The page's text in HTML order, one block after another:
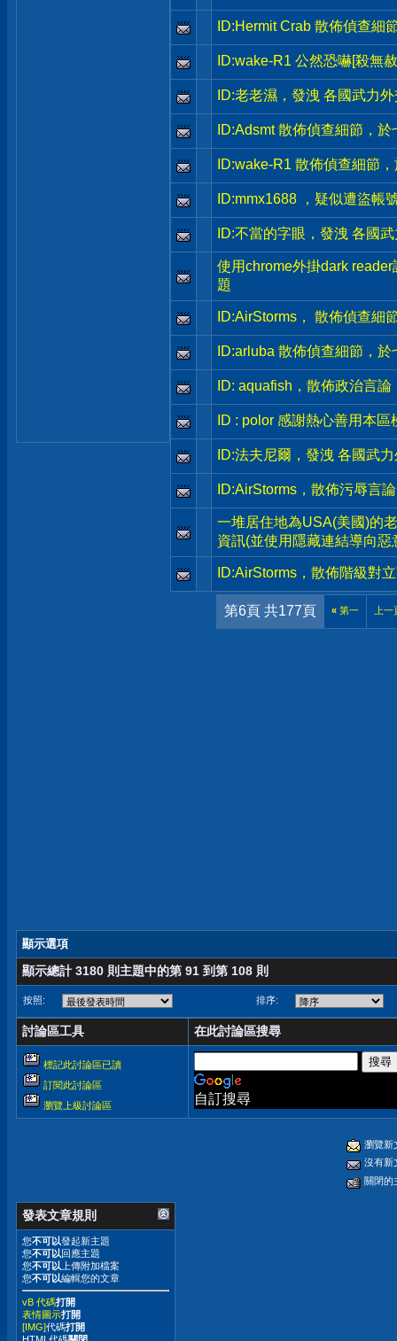
ID:Hermit Crab 散佈偵查細
ID:wake-R1 公然恐嚇[殺無
ID:老老濕，發洩 各國武力
ID:Adsmt 散佈偵查細節，
ID:wake-R1 散佈偵查細節
ID:mmx1688 ，疑似遭盜帳
ID:不當的字眼，發洩 各國
使用chrome外掛dark
題
ID:AirStorms， 散佈偵查細
ID:arluba 散佈偵查細節，
ID: aquafish，散佈政治言
ID : polor 感謝熱心善用本
ID:法夫尼爾，發洩 各國武
ID:AirStorms，散佈污辱言
一堆居住地為USA(美國)的
資訊(並使用隱藏連結導向惡
ID:AirStorms，散佈階級對
第6頁 共177頁 «第一 上一
顯示選項
顯示總計 3180 則主題中的第 91 到第 108 則
按照: 排序:
討論區工具 在此討論區搜尋
標記此討論區已讀
訂閱此討論區
瀏覽上級討論區
自訂搜尋
瀏覽新
沒有新
關閉的
發表文章規則
您不可以發起新主題
您不可以回應主題
您不可以 上傳附加檔案
您不可以編輯您的文章
vB 代碼打開
表情圖示打開
[IMG]代碼打開